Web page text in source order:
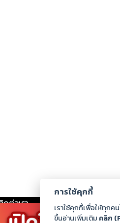
ดต่อเรา ร่วมงานกับเรา
การใช้คุกกี้
เราใช้คุกกี้เพื่อให้ทุก
ขึ้นอ่านเพิ่มเติม คลิก